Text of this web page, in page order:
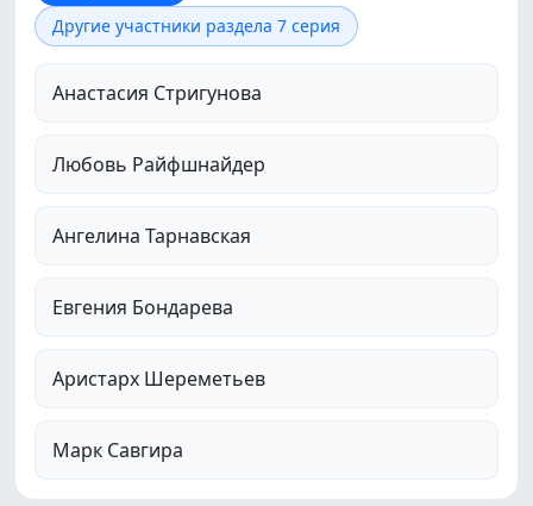
Другие участники раздела 7 серия
Анастасия Стригунова
Любовь Райфшнайдер
Ангелина Тарнавская
Евгения Бондарева
Аристарх Шереметьев
Марк Савгира